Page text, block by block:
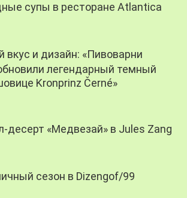
супы в ресторане Atlantica
вкус и дизайн: «Пивоварни
легендарный темный
Kronprinz Černé»
десерт «Медвезай» в Jules Zang
сезон в Dizengof/99